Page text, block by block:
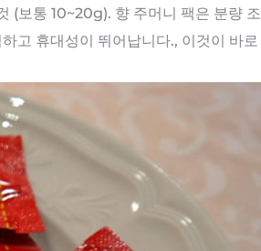
(보통 10~20g). 향 주머니 팩은 분량 조
고 휴대성이 뛰어납니다., 이것이 바로